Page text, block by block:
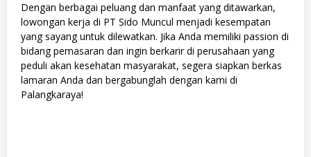
Dengan berbagai peluang dan manfaat yang ditawarkan,
lowongan kerja di PT Sido Muncul menjadi kesempatan
yang sayang untuk dilewatkan. Jika Anda memiliki passion di
bidang pemasaran dan ingin berkarir di perusahaan yang
peduli akan kesehatan masyarakat, segera siapkan berkas
lamaran Anda dan bergabunglah dengan kami di
Palangkaraya!